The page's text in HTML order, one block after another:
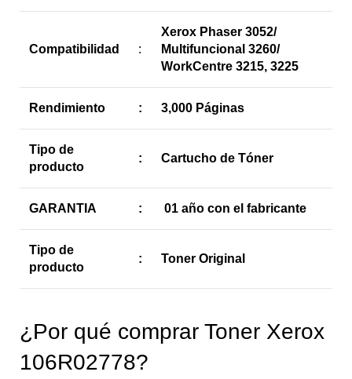
Compatibilidad :
Xerox Phaser 3052/
Multifuncional 3260/
WorkCentre 3215, 3225
Rendimiento : 3,000 Páginas
Tipo de
producto
: Cartucho de Tóner
GARANTIA : 01 año con el fabricante
Tipo de
producto
: Toner Original
¿Por qué comprar Toner Xerox
106R02778?